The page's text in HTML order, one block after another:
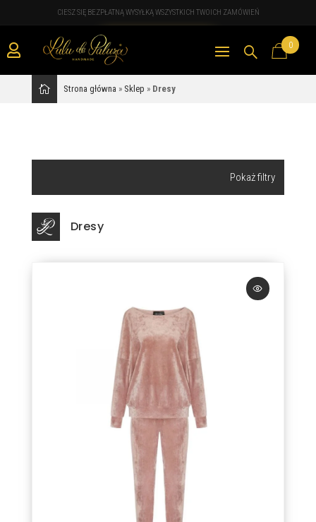
CIESZ SIĘ BEZPŁATNĄ WYSYŁKĄ WSZYSTKICH TWOICH ZAMÓWIEŃ
 0
Strona główna » Sklep » Dresy
Dresy
Wyszukiwarka
produktów
Kategorie